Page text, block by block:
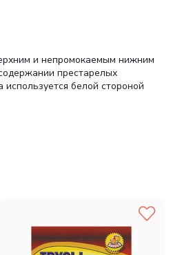
и непромокаемым нижним
престарелых
белой стороной